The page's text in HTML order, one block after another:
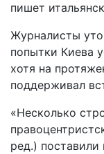
пишет
Журналисты
попытки Киева
хотя на
поддерживал
«Несколько
ред.) поставили